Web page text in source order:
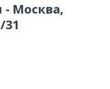
- Москва,